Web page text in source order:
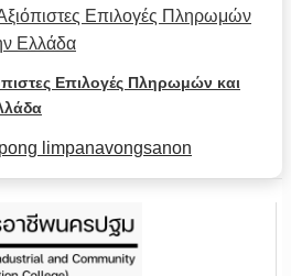
Επιλογές Πληρωμών και
limpanavongsanon